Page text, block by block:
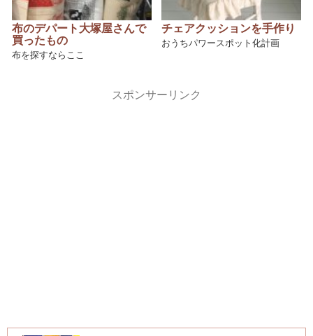
布のデパート大塚屋さんで
買ったもの
布を探すならここ
チェアクッションを手作り
おうちパワースポット化計画
スポンサーリンク